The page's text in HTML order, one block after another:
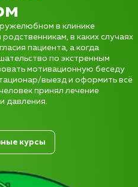
в клинике
в каких случаях
пациента, а когда
по экстренным
мотивационную беседу
выезд и оформить всё
принял лечение
давления.
курсы